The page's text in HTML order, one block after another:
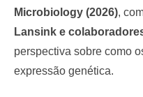
Microbiology (2026),
Lansink e
perspectiva sobre como
expressão genética.